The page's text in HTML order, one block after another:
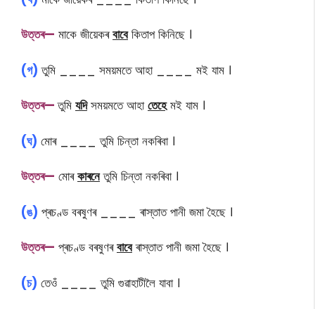
উত্তৰ— মাকে জীয়েকৰবাবেকিতাপ কিনিছে ।
(গ) তুমি ____ সময়মতে আহা ____ মই যাম ।
উত্তৰ—তুমি যদিসময়মতে আহাতেহেমই যাম ।
(ঘ) মোৰ ____ তুমি চিন্তা নকৰিবা ।
উত্তৰ— মোৰকাৰনেতুমি চিন্তা নকৰিবা ।
(ঙ) প্ৰচণ্ড বৰষুণৰ ____ ৰাস্তাত পানী জমা হৈছে ।
উত্তৰ— প্ৰচণ্ড বৰষুণৰবাবেৰাস্তাত পানী জমা হৈছে ।
(চ) তেওঁ ____ তুমি গুৱাহাটীলৈ যাবা ।